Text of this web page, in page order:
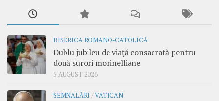
BISERICA ROMANO-CATOLICĂ
Dublu jubileu de viață consacrată pentru
două surori morinelliane
5 AUGUST 2026
SEMNALĂRI /VATICAN